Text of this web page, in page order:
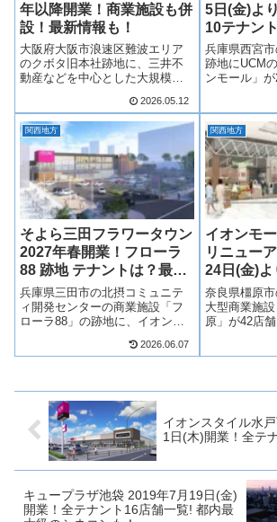
年以降開業！商業施設も併
設！最新情報も！
大阪府大阪市浪速区難波エリア
のクボタ旧本社跡地に、三井不
動産などを中心とした大規模複
計画 / (仮称)なんばアリーナ」が
2032年以降に開業予定！収容人
数約12,500人規模の大型多目的
アリーナを核とし、ホテルや...
2026.05.12
5日(金)よ
10テナン
報も！
兵庫県西宮
跡地にUCM
ンモール」
地に商業施
ーパーやド
舗出店予定
セスは？求
コ...
関西地方
そよら三田フラワータウン
2027年春開業！フローラ
88 跡地 テナントは？最新
情報も！
兵庫県三田市の北摂コミュニテ
ィ開発センターの商業施設「フ
ローラ88」の跡地に、イオンリ
田フラワータウン」が2027年春
セプトに、食品スーパーマーケ
ットを核と...
2026.06.07
関西地方
イオンモ
リニュー
24日(金)
新テナン
奈良県橿原
大型商業施
原」が42店
ション、雑
な、イオン
イオンスタイル水
1日(木)開業！全テ
キュープラザ池袋 2019年7月19日(金)
開業！全テナント16店舗一覧! 都内最